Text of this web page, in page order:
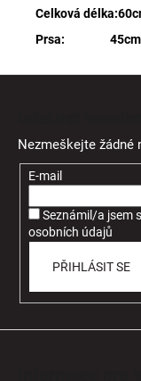
Celková
Prsa: 45cm
Nezmeškejte žádné
E-mail
Seznámil/a jsem
osobních údajů
PŘIHLÁSIT SE